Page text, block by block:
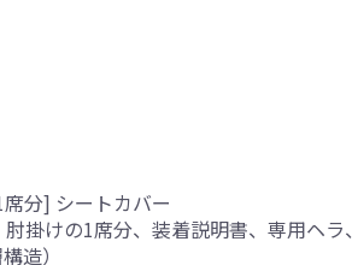
分] シートカバー
掛けの1席分、装着説明書、専用ヘラ
造）